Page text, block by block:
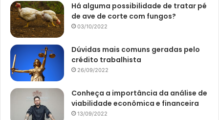
Há alguma possibilidade de tratar pé
de ave de corte com fungos?
03/10/2022
Dúvidas mais comuns geradas pelo
crédito trabalhista
26/09/2022
Conheça a importância da análise de
viabilidade econômica e financeira
13/09/2022